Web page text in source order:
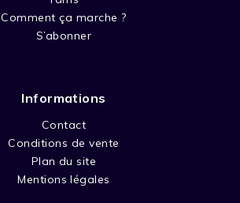
Comment ça marche ?
S’abonner
Informations
Contact
Conditions de vente
Plan du site
Mentions légales